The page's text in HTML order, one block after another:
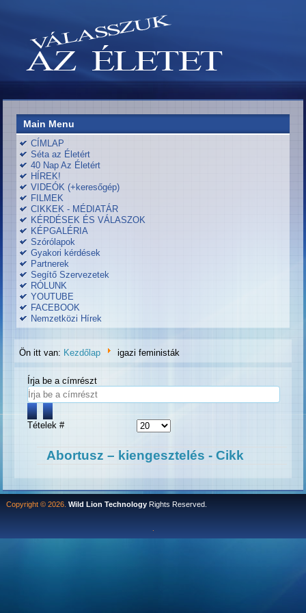
Main Menu
CÍMLAP
Séta az Életért
40 Nap Az Életért
HÍREK!
VIDEÓK (+keresőgép)
FILMEK
CIKKEK - MÉDIATÁR
KÉRDÉSEK ÉS VÁLASZOK
KÉPGALÉRIA
Szórólapok
Gyakori kérdések
Partnerek
Segítő Szervezetek
RÓLUNK
YOUTUBE
FACEBOOK
Nemzetközi Hírek
Ön itt van: Kezdőlap igazi feministák
Írja be a címrészt
Tételek #
Abortusz – kiengesztelés - Cikk
Copyright © 2026. Wild Lion TechnologyRights Reserved.
.